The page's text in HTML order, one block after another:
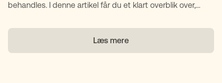
behandles. I denne artikel får du et klart overblik over,
Læs mere